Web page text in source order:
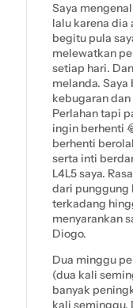
Saya
lalu karena dia
begitu pula
melewatkan
setiap hari.
melanda.
kebugaran
Perlahan tapi
ingin berhenti
berhenti
serta inti
L4L5 saya.
dari punggung
terkadang
menyarankan
Diogo.
Dua minggu
(dua kali
banyak